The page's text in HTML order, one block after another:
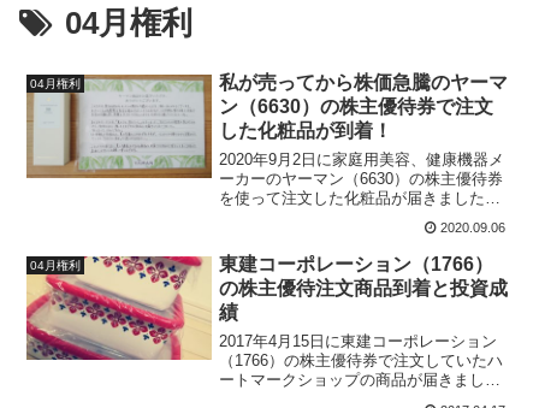
04月権利
04月権利
私が売ってから株価急騰のヤーマ
ン（6630）の株主優待券で注文
した化粧品が到着！
2020年9月2日に家庭用美容、健康機器メ
ーカーのヤーマン（6630）の株主優待券
を使って注文した化粧品が届きました。
ヤーマンのオンラインサイトで妻が選ん
だのがオンリーミネラル ミネラルエッセ
ンスBBクリームです。株主優待券が100
株の5,000円分だったので、選ぶのに苦労
していました。（ヤーマンのサイトも重
かった・・・）ヤーマン株は既に売却済
ですが、私が売ってから400円以上上昇し
年初来高値を更新しています。私が売っ
たから1,500円くらいまで上がりそうだな
と思っていたら、本当にそうなりそうで
2020.09.06
04月権利
東建コーポレーション（1766）
の株主優待注文商品到着と投資成
績
2017年4月15日に東建コーポレーション
（1766）の株主優待券で注文していたハ
ートマークショップの商品が届きまし